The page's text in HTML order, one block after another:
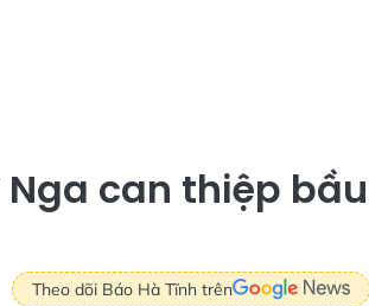
can thiệp bầu
Theo dõi Báo Hà Tĩnh trên